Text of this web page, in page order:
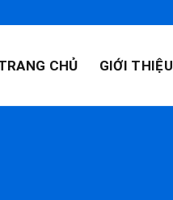
CHỦ GIỚI THIỆU